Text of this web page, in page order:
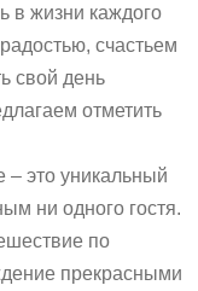
в жизни каждого
счастьем
свой день
отметить
это уникальный
ни одного гостя.
по
прекрасными